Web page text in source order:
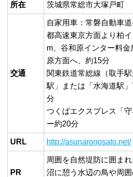
所在 茨城県常総市大塚戸町
交通
自家用車：常磐自動車
都高速東京方面より柏
m、谷和原インター料
原方面へ、約15分
関東鉄道常総線（取手
駅」または「水海道駅
分
つくばエクスプレス「
ー約20分
URL http://asunaronosato.net/
PR
周囲を自然堤防に囲ま
沼に憩う水辺の鳥や周